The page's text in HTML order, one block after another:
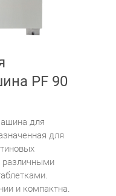
PF 90
для
для
различными
и компактна.